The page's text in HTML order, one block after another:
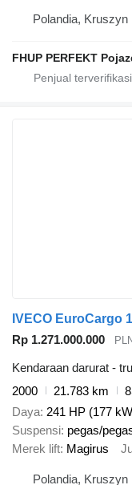
Polandia, Kruszyn
FHUP PERFEKT
Rp 1.271.000.000
Kendaraan darurat -
2000
21.783 km
Daya 241 HP (177
Suspensi pegas/
Merek lift Magirus
Polandia, Kruszyn